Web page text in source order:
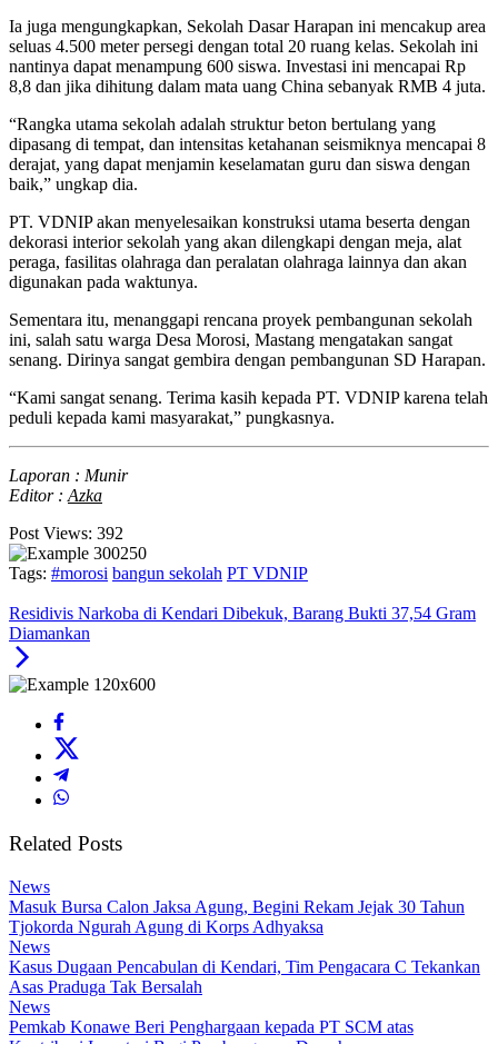
Ia juga mengungkapkan, Sekolah Dasar Harapan ini mencakup area
seluas 4.500 meter persegi dengan total 20 ruang kelas. Sekolah ini
nantinya dapat menampung 600 siswa. Investasi ini mencapai Rp
8,8 dan jika dihitung dalam mata uang China sebanyak RMB 4 juta.
“Rangka utama sekolah adalah struktur beton bertulang yang
dipasang di tempat, dan intensitas ketahanan seismiknya mencapai 8
derajat, yang dapat menjamin keselamatan guru dan siswa dengan
baik,” ungkap dia.
PT. VDNIP akan menyelesaikan konstruksi utama beserta dengan
dekorasi interior sekolah yang akan dilengkapi dengan meja, alat
peraga, fasilitas olahraga dan peralatan olahraga lainnya dan akan
digunakan pada waktunya.
Sementara itu, menanggapi rencana proyek pembangunan sekolah
ini, salah satu warga Desa Morosi, Mastang mengatakan sangat
senang. Dirinya sangat gembira dengan pembangunan SD Harapan.
“Kami sangat senang. Terima kasih kepada PT. VDNIP karena telah
peduli kepada kami masyarakat,” pungkasnya.
Laporan : Munir
Editor : Azka
Post Views: 392
Tags: #morosi bangun sekolah PT VDNIP
Residivis Narkoba di Kendari Dibekuk, Barang Bukti 37,54 Gram
Diamankan
Related Posts
News
Masuk Bursa Calon Jaksa Agung, Begini Rekam Jejak 30 Tahun
Tjokorda Ngurah Agung di Korps Adhyaksa
News
Kasus Dugaan Pencabulan di Kendari, Tim Pengacara C Tekankan
Asas Praduga Tak Bersalah
News
Pemkab Konawe Beri Penghargaan kepada PT SCM atas